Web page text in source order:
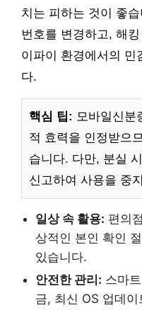
치는 피하는 것이 좋
번호를 변경하고, 해
이파이 환경에서의 민
다.
핵심 팁: 모바일신분
적 효력을 인정받으
습니다. 다만, 분실
신고하여 사용을 중
일상 속 활용: 편의
상적인 본인 확인
있습니다.
안전한 관리: 스마
금, 최신 OS 업데